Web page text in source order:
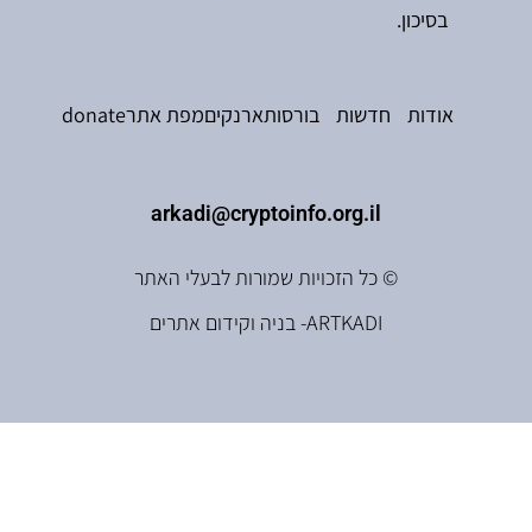
בסיכון.
אודות חדשות בורסותארנקיםמפת אתרdonate
arkadi@cryptoinfo.org.il
© כל הזכויות שמורות לבעלי האתר
ARTKADI- בניה וקידום אתרים